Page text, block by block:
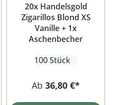
20x Handelsgold
Zigarillos Blond XS
Vanille + 1x
Aschenbecher
100 Stück
Ab 36,80 €*